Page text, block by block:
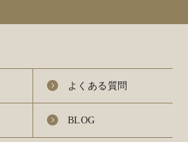
よくある質問
BLOG